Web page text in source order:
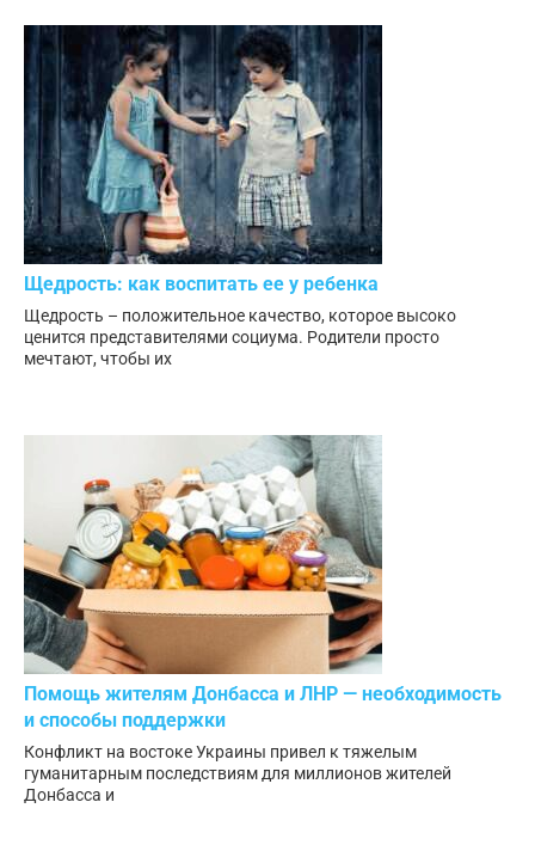
Щедрость: как воспитать ее у ребенка
Щедрость – положительное качество, которое высоко
ценится представителями социума. Родители просто
мечтают, чтобы их
Помощь жителям Донбасса и ЛНР — необходимость
и способы поддержки
Конфликт на востоке Украины привел к тяжелым
гуманитарным последствиям для миллионов жителей
Донбасса и